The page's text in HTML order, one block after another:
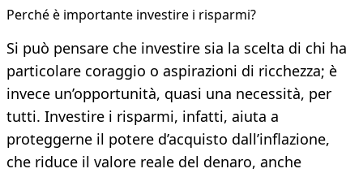
Perché è importante investire i risparmi?
Si può pensare che investire sia la scelta di chi ha
particolare coraggio o aspirazioni di ricchezza; è
invece un’opportunità, quasi una necessità, per
tutti. Investire i risparmi, infatti, aiuta a
proteggerne il potere d’acquisto dall’inflazione,
che riduce il valore reale del denaro, anche